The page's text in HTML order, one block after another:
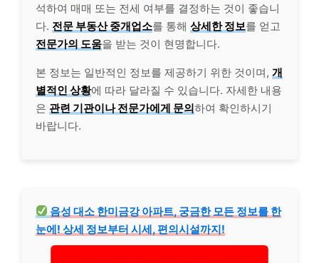
석하여 매매 또는 전세 여부를 결정하는 것이 좋습니
다. 전문 부동산 중개업소를 통해 상세한 정보를 얻고
전문가의 도움을 받는 것이 현명합니다.
본 정보는 일반적인 정보를 제공하기 위한 것이며, 개
별적인 상황에 따라 달라질 수 있습니다. 자세한 내용
은 관련 기관이나 전문가에게 문의하여 확인하시기
바랍니다.
음성 대소 한미금강 아파트, 궁금한 모든 정보를 한
눈에! 상세 정보부터 시세, 편의시설까지!